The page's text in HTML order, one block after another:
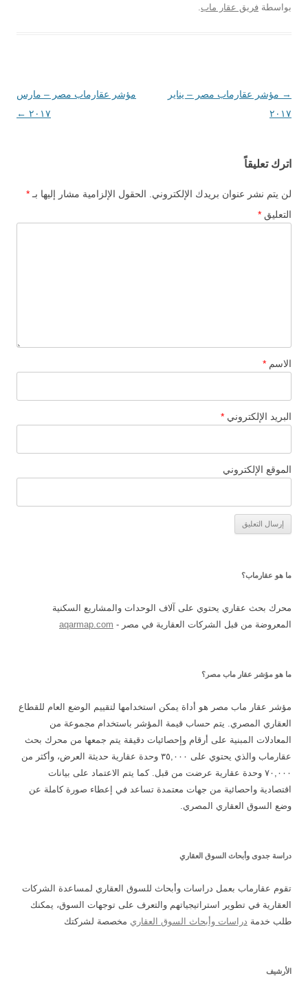
بواسطة فريق عقار ماب
تصفّح
المقالات
→ مؤشر عقارماب مصر – يناير
٢٠١٧
مؤشر عقارماب مصر – مارس
٢٠١٧ ←
اترك تعليقاً
لن يتم نشر عنوان بريدك الإلكتروني. الحقول الإلزامية مشار إليها بـ *
التعليق *
الاسم *
البريد الإلكتروني *
الموقع الإلكتروني
ما هو عقارماب؟
محرك بحث عقاري يحتوي على آلاف الوحدات والمشاريع السكنية
المعروضة من قبل الشركات العقارية في مصر - aqarmap.com
ما هو مؤشر عقار ماب مصر؟
مؤشر عقار ماب مصر هو أداة يمكن استخدامها لتقييم الوضع العام للقطاع
العقاري المصري. يتم حساب قيمة المؤشر باستخدام مجموعة من
المعادلات المبنية على أرقام وإحصائيات دقيقة يتم جمعها من محرك بحث
عقارماب والذي يحتوي على ٣٥,٠٠٠ وحدة عقارية حديثة العرض، وأكثر من
٧٠,٠٠٠ وحدة عقارية عرضت من قبل. كما يتم الاعتماد على بيانات
اقتصادية واحصائية من جهات معتمدة تساعد في إعطاء صورة كاملة عن
وضع السوق العقاري المصري.
دراسة جدوى وأبحاث السوق العقاري
تقوم عقارماب بعمل دراسات وأبحاث للسوق العقاري لمساعدة الشركات
العقارية في تطوير استراتيجياتهم والتعرف على توجهات السوق، يمكنك
طلب خدمة دراسات وأبحاث السوق العقاري مخصصة لشركتك
الأرشيف